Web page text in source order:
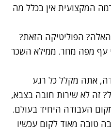
המקצועית אין בכלל מה
הפוליטיקה הזאת?
עף מפה מחר. ממילא השכר
אתה מקלל כל רגע
זה לא שירות חובה בצבא,
העבודה היחיד בעולם.
טובה מאוד לקום עכשיו